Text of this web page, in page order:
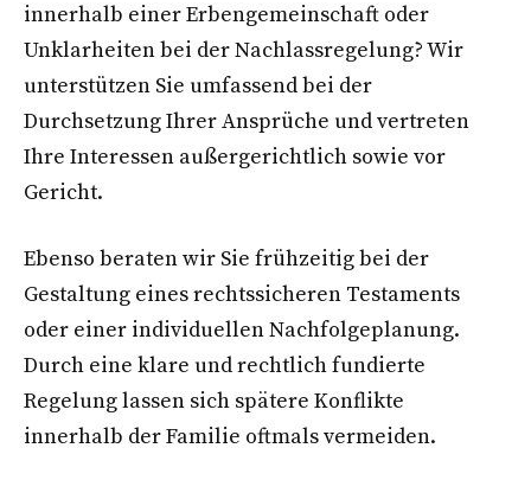
innerhalb einer Erbengemeinschaft oder
Unklarheiten bei der Nachlassregelung? Wir
unterstützen Sie umfassend bei der
Durchsetzung Ihrer Ansprüche und vertreten
Ihre Interessen außergerichtlich sowie vor
Gericht.
Ebenso beraten wir Sie frühzeitig bei der
Gestaltung eines rechtssicheren Testaments
oder einer individuellen Nachfolgeplanung.
Durch eine klare und rechtlich fundierte
Regelung lassen sich spätere Konflikte
innerhalb der Familie oftmals vermeiden.